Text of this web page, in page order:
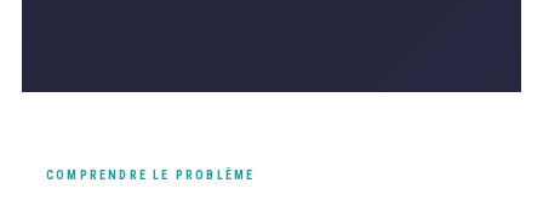
COMPRENDRE LE PROBLÈME